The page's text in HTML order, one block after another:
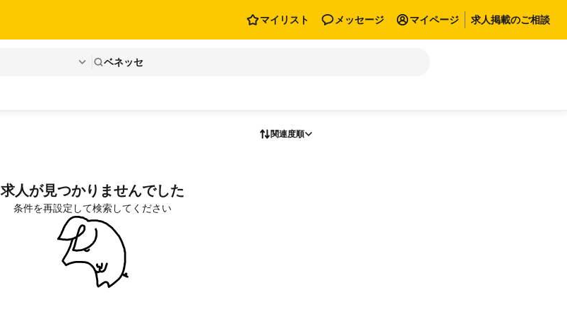
マイリスト メッセージ マイページ 求人掲載のご相談
ベネッセ
関連度順
求人が見つかりませんでした
条件を再設定して検索してください